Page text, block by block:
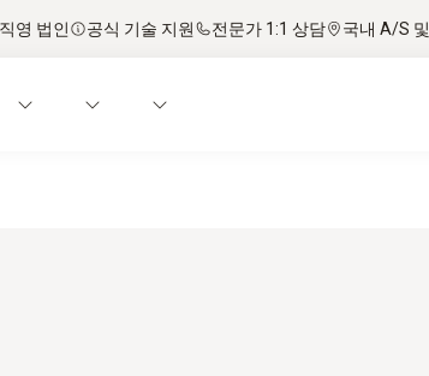
영 법인 공식 기술 지원 전문가 1:1 상담 국내 A/S